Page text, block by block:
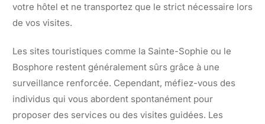
votre hôtel et ne transportez que le strict nécessaire lors
de vos visites.
Les sites touristiques comme la Sainte-Sophie ou le
Bosphore restent généralement sûrs grâce à une
surveillance renforcée. Cependant, méfiez-vous des
individus qui vous abordent spontanément pour
proposer des services ou des visites guidées. Les